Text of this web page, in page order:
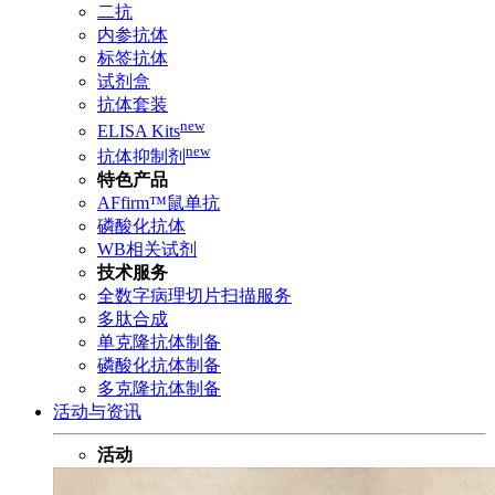
二抗
内参抗体
标签抗体
试剂盒
抗体套装
ELISA Kitsnew
抗体抑制剂 new
特色产品
AFfirm™鼠单抗
磷酸化抗体
WB相关试剂
技术服务
全数字病理切片扫描服务
多肽合成
单克隆抗体制备
磷酸化抗体制备
多克隆抗体制备
活动与资讯
活动